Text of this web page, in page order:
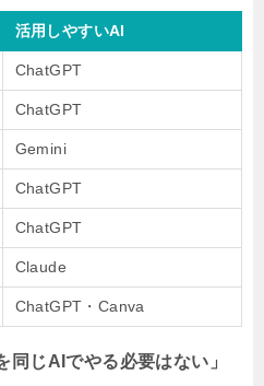
活用しやすいAI
ChatGPT
ChatGPT
Gemini
ChatGPT
ChatGPT
Claude
ChatGPT・Canva
同じAIでやる必要はない」